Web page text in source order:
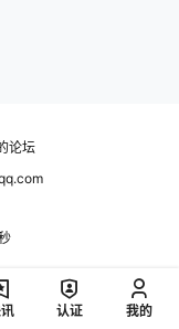
论坛
认证 我的